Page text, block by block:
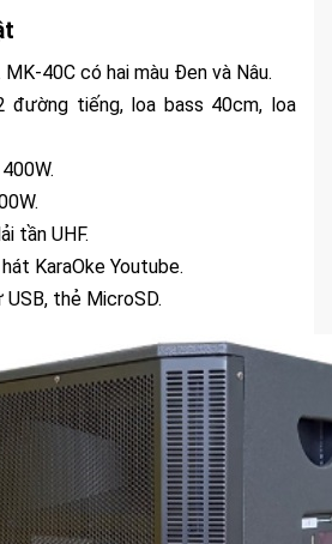
40C có hai màu Đen và Nâu.
đường tiếng, loa bass 40cm, loa
tần UHF.
KaraOke Youtube.
thẻ MicroSD.